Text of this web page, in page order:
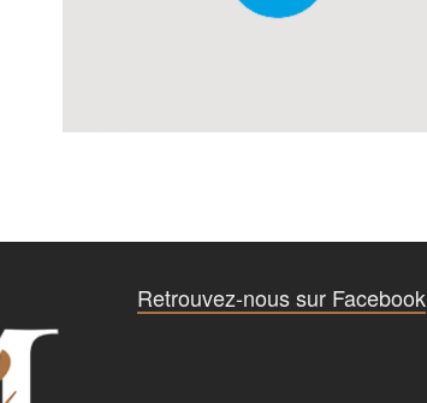
Retrouvez-nous sur Facebook